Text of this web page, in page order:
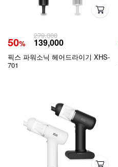
50%
279,000
139,000
픽스 파워소닉 헤어드라이기 XHS-
701